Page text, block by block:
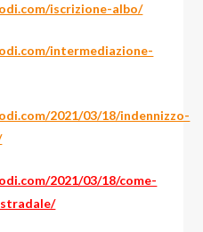
iscrizione-albo/
intermediazione-
2021/03/18/indennizzo-
2021/03/18/come-